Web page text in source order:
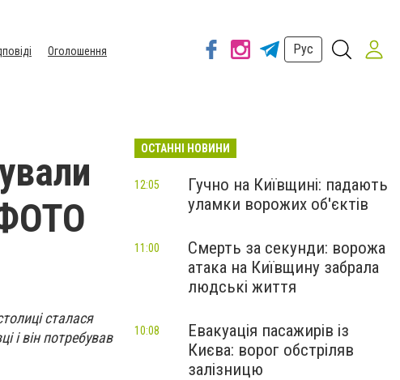
Оголошення
Рус
сталася
і він потребував
ОСТАННІ НОВИНИ
Гучно на Київщині: падають
уламки ворожих об'єктів
12:05
Смерть за секунди: ворожа
атака на Київщину забрала
людські життя
11:00
Евакуація пасажирів із
Києва: ворог обстріляв
залізницю
10:08